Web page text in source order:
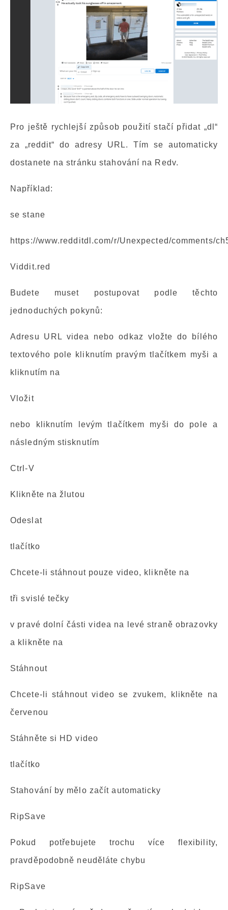
Pro ještě rychlejší způsob použití stačí přidat „dl“
za „reddit“ do adresy URL. Tím se automaticky
dostanete na stránku stahování na Redv.
Například:
se stane
https://www.redditdl.com/r/Unexpected/comments/
Viddit.red
Budete muset postupovat podle těchto
jednoduchých pokynů:
Adresu URL videa nebo odkaz vložte do bílého
textového pole kliknutím pravým tlačítkem myši a
kliknutím na
Vložit
nebo kliknutím levým tlačítkem myši do pole a
následným stisknutím
Ctrl-V
Klikněte na žlutou
Odeslat
tlačítko
Chcete-li stáhnout pouze video, klikněte na
tři svislé tečky
v pravé dolní části videa na levé straně obrazovky
a klikněte na
Stáhnout
Chcete-li stáhnout video se zvukem, klikněte na
červenou
Stáhněte si HD video
tlačítko
Stahování by mělo začít automaticky
RipSave
Pokud potřebujete trochu více flexibility,
pravděpodobně neuděláte chybu
RipSave